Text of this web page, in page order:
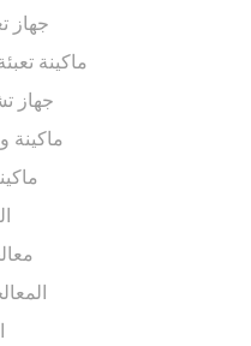
جهاز تعبئة
ماكينة تعبئة
جهاز تشكيل
ماكينة وضع
ماكينة
الباليتير
معالجة
المعالجة